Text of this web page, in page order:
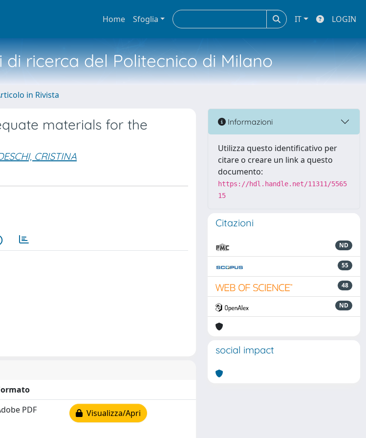
Home Sfoglia IT LOGIN
ricerca del Politecnico di Milano
in Rivista
materials for the
CRISTINA
PDF Visualizza/Apri
Informazioni
Utilizza questo identificativo per
citare o creare un link a questo
documento:
https://hdl.handle.net/11311/5565
15
Citazioni
ND
55
48
ND
social impact